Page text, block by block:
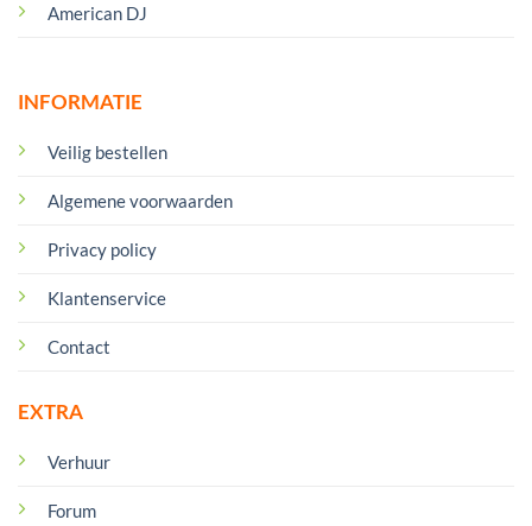
American DJ
INFORMATIE
Veilig bestellen
Algemene voorwaarden
Privacy policy
Klantenservice
Contact
EXTRA
Verhuur
Forum